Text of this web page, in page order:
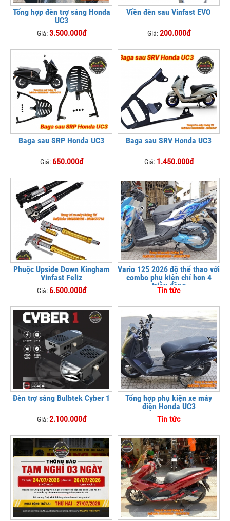
Tổng hợp đèn trợ sáng Honda
UC3
Giá:3.500.000đ
Viền đèn sau Vinfast EVO
Giá:200.000đ
Baga sau SRP Honda UC3
Giá: 650.000đ
Baga sau SRV Honda UC3
Giá: 1.450.000đ
Phuộc Upside Down Kingham
Vinfast Feliz
Giá: 6.500.000đ
Vario 125 2026 độ thể thao với
combo phụ kiện chỉ hơn 4
triệu đồng
Tin tức
Đèn trợ sáng Bulbtek Cyber 1
Giá:2.100.000đ
Tổng hợp phụ kiện xe máy
điện Honda UC3
Tin tức